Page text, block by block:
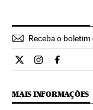
Receba o boletim
Cultura El País
Cultura El
Cultura
MAIS INFORMAÇÕES